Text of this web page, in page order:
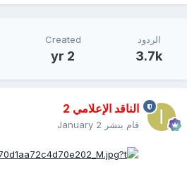
الردود
3.7k
Created
2 yr
الناقد الإعلامي 2
قام بنشر January 2